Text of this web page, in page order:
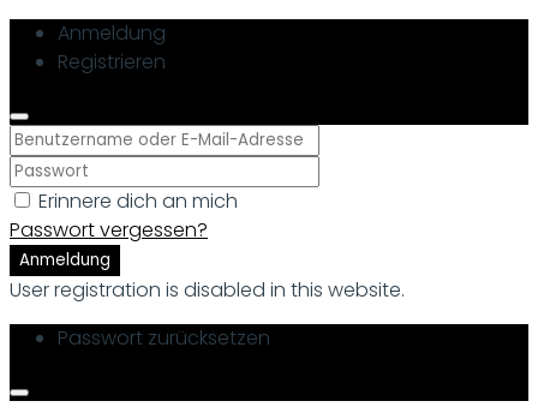
Anmeldung
Registrieren
Erinnere dich an mich
Passwort vergessen?
Anmeldung
User registration is disabled in this website.
Passwort zurücksetzen